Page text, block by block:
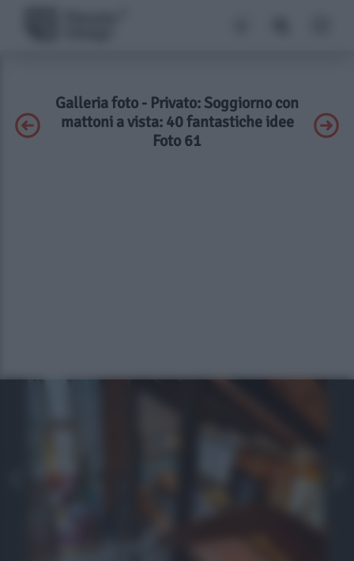
Galleria foto - Privato: Soggiorno con
mattoni a vista: 40 fantastiche idee
Foto 61